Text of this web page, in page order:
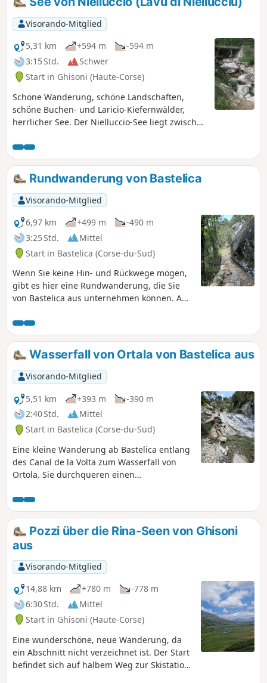
Visorando-Mitglied
5,31 km
+594 m
-594 m
3:15 Std.
Schwer
Start in Ghisoni (Haute-Corse)
Schöne Wanderung, schöne Landschaften,
schöne Buchen- und Laricio-Kiefernwälder,
herrlicher See. Der Nielluccio-See liegt zwischen
(1954 m) auf dem Gebiet der Gemeinde Ghisoni
im Departement Haute-Corse. Der Lac de
Nielluccio ist ein Gletschersee in Haute-Corse
und gehört zu den fünf Seen rund um den
Monte Renoso (2.352 m) und das Einzugsgebiet
des Fiumorbo. GPS-Koordinaten des Sees: 42°
03′ 42″ Nord, 9° 08′ 28″ Ost Quelle: Wikipedia
Rundwanderung von Bastelica
Visorando-Mitglied
6,97 km
+499 m
-490 m
3:25 Std.
Mittel
Start in Bastelica (Corse-du-Sud)
Wenn Sie keine Hin- und Rückwege mögen,
gibt es hier eine Rundwanderung, die Sie
von Bastelica aus unternehmen können. Auf
sehen. Auch auf dieser Wanderung
durchqueren Sie die
Schweinezuchtbetriebe.
Wasserfall von Ortala von Bastelica aus
Visorando-Mitglied
5,51 km
+393 m
-390 m
2:40 Std.
Mittel
Start in Bastelica (Corse-du-Sud)
Eine kleine Wanderung ab Bastelica entlang
des Canal de la Volta zum Wasserfall von
Ortola. Sie durchqueren einen
Kastanienbäumen.
Pozzi über die Rina-Seen von Ghisoni
aus
Visorando-Mitglied
14,88 km
+780 m
-778 m
6:30 Std.
Mittel
Start in Ghisoni (Haute-Corse)
Eine wunderschöne, neue Wanderung, da
ein Abschnitt nicht verzeichnet ist. Der Start
befindet sich auf halbem Weg zur Skistation